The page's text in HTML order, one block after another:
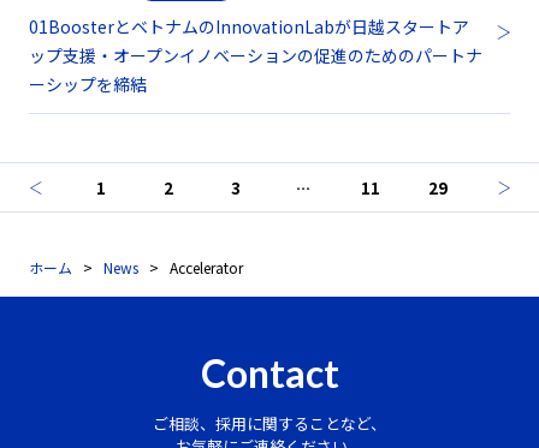
01BoosterとベトナムのInnovationLabが日越スタートア
ップ支援・オープンイノベーションの促進のためのパートナ
ーシップを締結
1 2 3 … 11 29
ホーム News Accelerator
Contact
ご相談、採用に関することなど、